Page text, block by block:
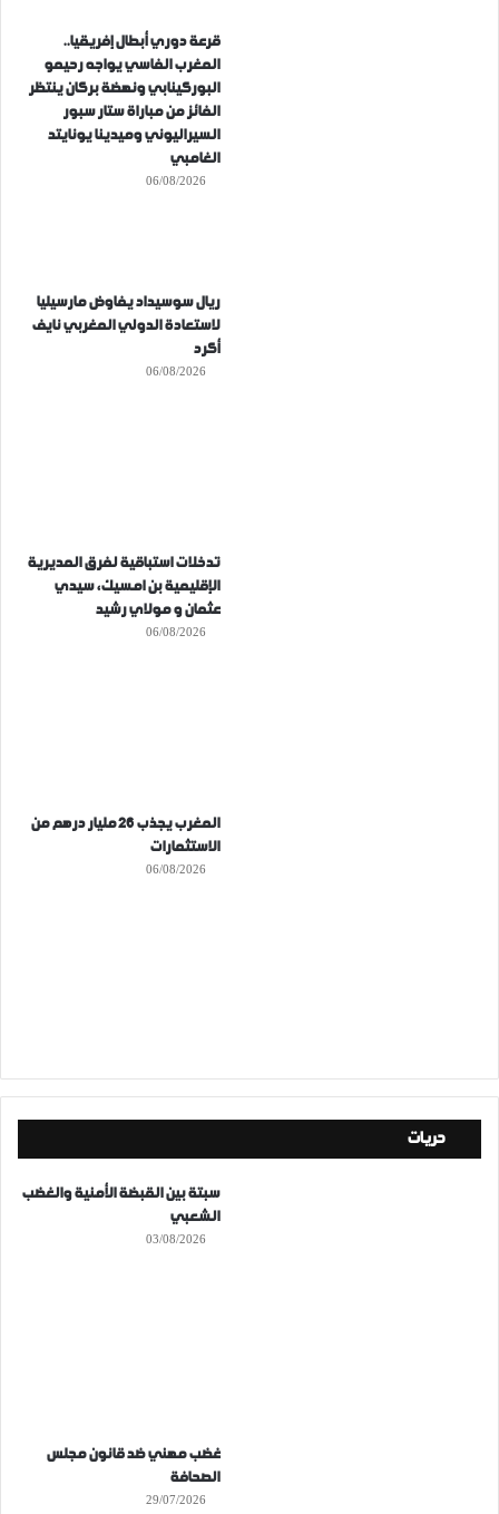
قرعة دوري أبطال إفريقيا..
المغرب الفاسي يواجه رحيمو
البوركينابي ونهضة بركان ينتظر
الفائز من مباراة ستار سبور
السيراليوني وميدينا يونايتد
الغامبي
06/08/2026
ريال سوسيداد يفاوض مارسيليا
لاستعادة الدولي المغربي نايف
أكرد
06/08/2026
تدخلات استباقية لفرق المديرية
الإقليمية بن امسيك، سيدي
عثمان و مولاي رشيد
06/08/2026
المغرب يجذب 26 مليار درهم من
الاستثمارات
06/08/2026
حريات
سبتة بين القبضة الأمنية والغضب
الشعبي
03/08/2026
غضب مهني ضد قانون مجلس
الصحافة
29/07/2026